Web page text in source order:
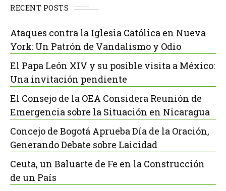
RECENT POSTS
Ataques contra la Iglesia Católica en Nueva
York: Un Patrón de Vandalismo y Odio
El Papa León XIV y su posible visita a México:
Una invitación pendiente
El Consejo de la OEA Considera Reunión de
Emergencia sobre la Situación en Nicaragua
Concejo de Bogotá Aprueba Día de la Oración,
Generando Debate sobre Laicidad
Ceuta, un Baluarte de Fe en la Construcción
de un País